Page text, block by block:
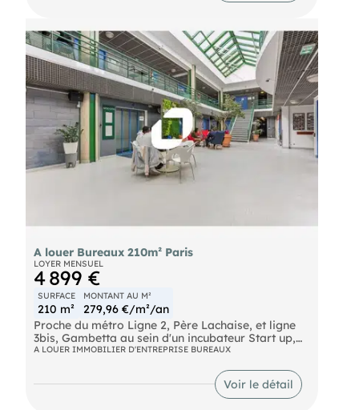
A louer Bureaux 210m² Paris
LOYER MENSUEL
4 899 €
SURFACE
210 m²
MONTANT AU M²
279,96 €/m²/an
Proche du métro Ligne 2, Père Lachaise, et ligne
3bis, Gambetta au sein d'un incubateur Start up,
IMNotre équipeous propose 210 m² à la location
Emplacements de stationnement disponibles en
sous-sol. A visiter rapidement !
Bus Mûriers (BUS-69, BUS-61, BUS-N16, BUS-N34)
A LOUER IMMOBILIER D'ENTREPRISE BUREAUX
Voir le détail